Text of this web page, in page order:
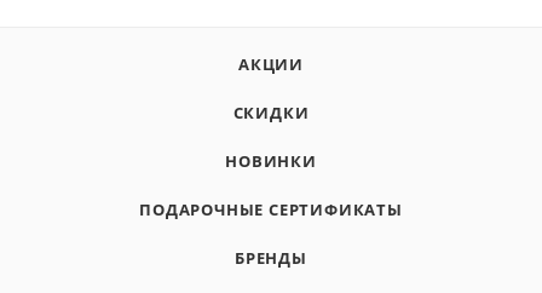
АКЦИИ
СКИДКИ
НОВИНКИ
ПОДАРОЧНЫЕ СЕРТИФИКАТЫ
БРЕНДЫ